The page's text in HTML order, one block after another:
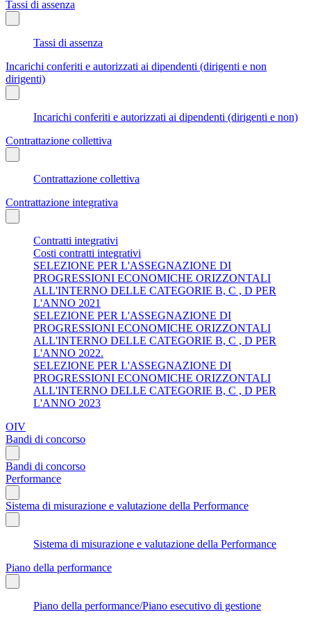
Tassi di assenza
Tassi di assenza
Incarichi conferiti e autorizzati ai dipendenti (dirigenti e non
dirigenti)
Incarichi conferiti e autorizzati ai dipendenti (dirigenti e non)
Contrattazione collettiva
Contrattazione collettiva
Contrattazione integrativa
Contratti integrativi
Costi contratti integrativi
SELEZIONE PER L'ASSEGNAZIONE DI
PROGRESSIONI ECONOMICHE ORIZZONTALI
ALL'INTERNO DELLE CATEGORIE B, C , D PER
L'ANNO 2021
SELEZIONE PER L'ASSEGNAZIONE DI
PROGRESSIONI ECONOMICHE ORIZZONTALI
ALL'INTERNO DELLE CATEGORIE B, C , D PER
L'ANNO 2022.
SELEZIONE PER L'ASSEGNAZIONE DI
PROGRESSIONI ECONOMICHE ORIZZONTALI
ALL'INTERNO DELLE CATEGORIE B, C , D PER
L'ANNO 2023
OIV
Bandi di concorso
Bandi di concorso
Performance
Sistema di misurazione e valutazione della Performance
Sistema di misurazione e valutazione della Performance
Piano della performance
Piano della performance/Piano esecutivo di gestione